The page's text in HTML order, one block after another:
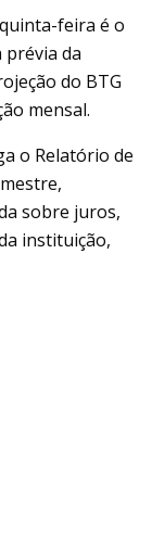
feira é o
prévia da
do BTG
mensal.
o Relatório de
sobre juros,
instituição,